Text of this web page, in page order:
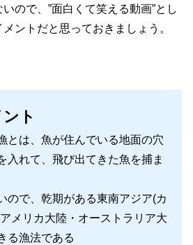
ので、”面白くて笑える動画”とし
ントだと思っておきましょう。
ト
とは、魚が住んでいる地面の穴
入れて、飛び出てきた魚を捕ま
ので、乾期がある東南アジア(カ
メリカ大陸・オーストラリア大
る漁法である